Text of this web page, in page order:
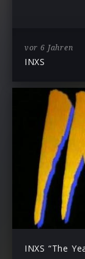
vor 6 Jahren
INXS
INXS “The